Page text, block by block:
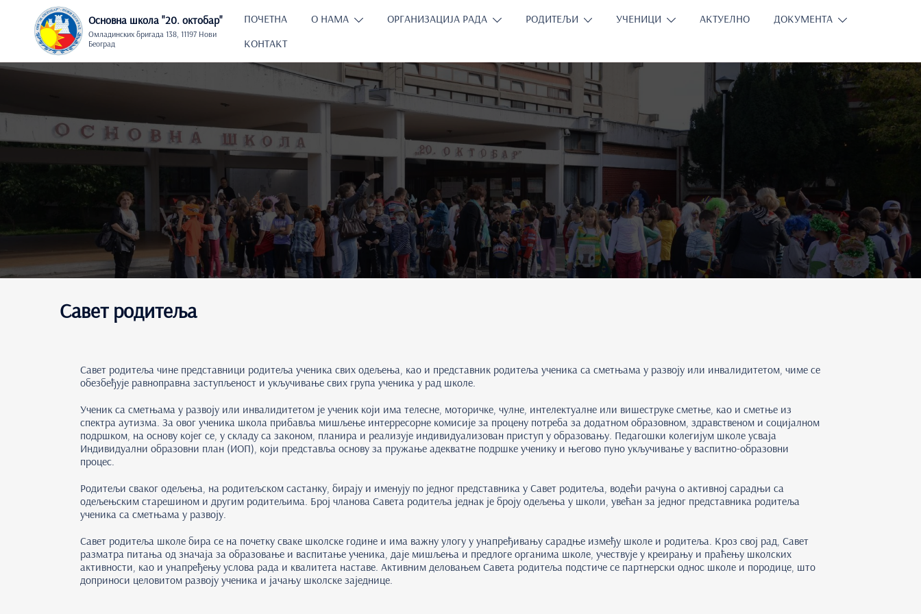
Основна школа "20. oктобар"
Омладинских бригада 138, 11197 Нови
Београд
ПОЧЕТНА О НАМА ОРГАНИЗАЦИЈА РАДА РОДИТЕЉИ УЧЕНИЦИ АКТУЕЛНО
ДОКУМЕНТА
КОНТАКТ
Савет родитеља
Савет родитеља чине представници родитеља ученика свих одељења, као и представник родитеља ученика са сметњама у развоју или инвалидитетом, чиме се
обезбеђује равноправна заступљеност и укључивање свих група ученика у рад школе.
Ученик са сметњама у развоју или инвалидитетом је ученик који има телесне, моторичке, чулне, интелектуалне или вишеструке сметње, као и сметње из
спектра аутизма. За овог ученика школа прибавља мишљење интерресорне комисије за процену потреба за додатном образовном, здравственом и социјалном
подршком, на основу којег се, у складу са законом, планира и реализује индивидуализован приступ у образовању. Педагошки колегијум школе усваја
Индивидуални образовни план (ИОП), који представља основу за пружање адекватне подршке ученику и његово пуно укључивање у васпитно-образовни
процес.
Родитељи сваког одељења, на родитељском састанку, бирају и именују по једног представника у Савет родитеља, водећи рачуна о активној сарадњи са
одељењским старешином и другим родитељима. Број чланова Савета родитеља једнак је броју одељења у школи, увећан за једног представника родитеља
ученика са сметњама у развоју.
Савет родитеља школе бира се на почетку сваке школске године и има важну улогу у унапређивању сарадње између школе и родитеља. Кроз свој рад, Савет
разматра питања од значаја за образовање и васпитање ученика, даје мишљења и предлоге органима школе, учествује у креирању и праћењу школских
активности, као и унапређењу услова рада и квалитета наставе. Активним деловањем Савета родитеља подстиче се партнерски однос школе и породице, што
доприноси целовитом развоју ученика и јачању школске заједнице.